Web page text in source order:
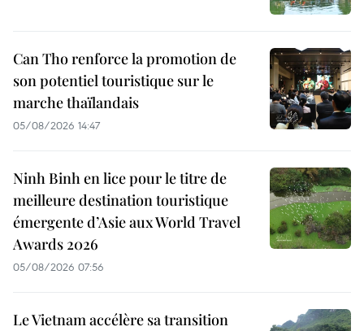
Can Tho renforce la promotion de
son potentiel touristique sur le
marche thaïlandais
05/08/2026 14:47
Ninh Binh en lice pour le titre de
meilleure destination touristique
émergente d’Asie aux World Travel
Awards 2026
05/08/2026 07:56
Le Vietnam accélère sa transition